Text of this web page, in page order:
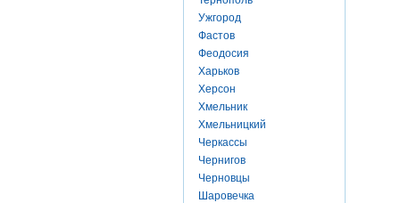
Ужгород
Фастов
Феодосия
Харьков
Херсон
Хмельник
Хмельницкий
Черкассы
Чернигов
Черновцы
Шаровечка